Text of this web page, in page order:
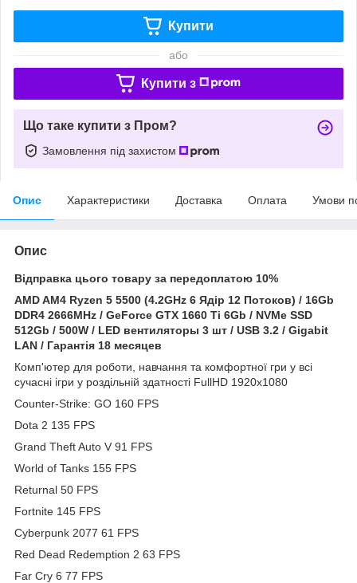
Купити
або
Купити з
Що таке купити з Пром?
Замовлення під захистом
Опис Характеристики Доставка Оплата Умови
Опис
Відправка цього товару за передоплатою 10%
AMD AM4 Ryzen 5 5500 (4.2GHz 6 Ядір 12 Потоков) / 16Gb
DDR4 2666MHz / GeForce GTX 1660 Ti 6Gb / NVMe SSD
512Gb / 500W / LED вентиляторы 3 шт / USB 3.2 / Gigabit
LAN / Гарантія 18 месяцев
Комп'ютер для роботи, навчання та комфортної гри у всі
сучасні ігри у роздільній здатності FullHD 1920x1080
Counter-Strike: GO 160 FPS
Dota 2 135 FPS
Grand Theft Auto V 91 FPS
World of Tanks 155 FPS
Returnal 50 FPS
Fortnite 145 FPS
Cyberpunk 2077 61 FPS
Red Dead Redemption 2 63 FPS
Far Cry 6 77 FPS